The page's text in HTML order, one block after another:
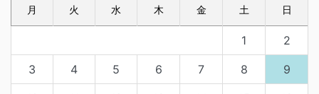
月 火 水 木 金 土 日
1 2
3 4 5 6 7 8 9